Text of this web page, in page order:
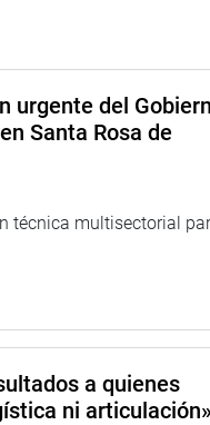
urgente del
Santa Rosa de
técnica multisectorial
a quienes
ni articulación»